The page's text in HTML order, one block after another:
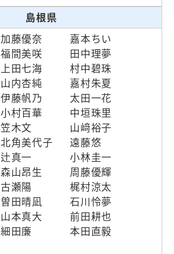
島根県
加藤優奈
嘉本ちい
福間美咲
田中理夢
上田七海
村中碧珠
山内杏純
嘉村朱夏
伊藤帆乃
太田一花
小村百華
中垣珠里
笠木文
山﨑裕子
北角美代子
遠藤悠
辻真一
小林圭一
森山昂生
周藤優輝
古瀬陽
梶村涼太
曽田晴凪
石川怜夢
山本真大
前田耕也
細田廉
本田直毅